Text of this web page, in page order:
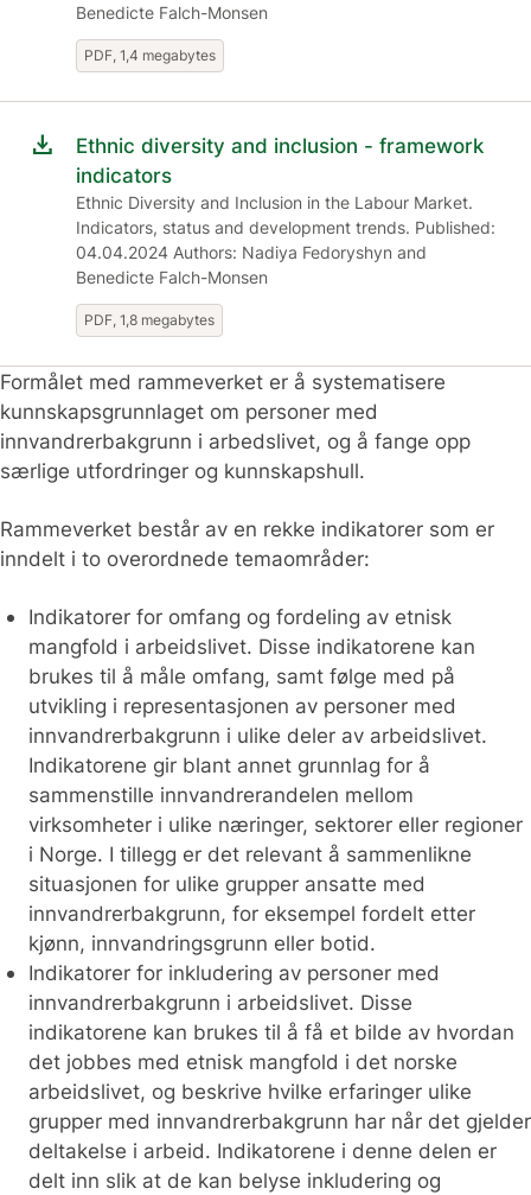
Benedicte Falch-Monsen
PDF, 1,4 megabytes
download
Ethnic diversity and inclusion - framework
indicators
Ethnic Diversity and Inclusion in the Labour Market.
Indicators, status and development trends. Published:
04.04.2024 Authors: Nadiya Fedoryshyn and
Benedicte Falch-Monsen
PDF, 1,8 megabytes
Formålet med rammeverket er å systematisere
kunnskapsgrunnlaget om personer med
innvandrerbakgrunn i arbedslivet, og å fange opp
særlige utfordringer og kunnskapshull.
Rammeverket består av en rekke indikatorer som er
inndelt i to overordnede temaområder:
Indikatorer for omfang og fordeling av etnisk
mangfold i arbeidslivet. Disse indikatorene kan
brukes til å måle omfang, samt følge med på
utvikling i representasjonen av personer med
innvandrerbakgrunn i ulike deler av arbeidslivet.
Indikatorene gir blant annet grunnlag for å
sammenstille innvandrerandelen mellom
virksomheter i ulike næringer, sektorer eller regioner
i Norge. I tillegg er det relevant å sammenlikne
situasjonen for ulike grupper ansatte med
innvandrerbakgrunn, for eksempel fordelt etter
kjønn, innvandringsgrunn eller botid.
Indikatorer for inkludering av personer med
innvandrerbakgrunn i arbeidslivet. Disse
indikatorene kan brukes til å få et bilde av hvordan
det jobbes med etnisk mangfold i det norske
arbeidslivet, og beskrive hvilke erfaringer ulike
grupper med innvandrerbakgrunn har når det gjelder
deltakelse i arbeid. Indikatorene i denne delen er
delt inn slik at de kan belyse inkludering og